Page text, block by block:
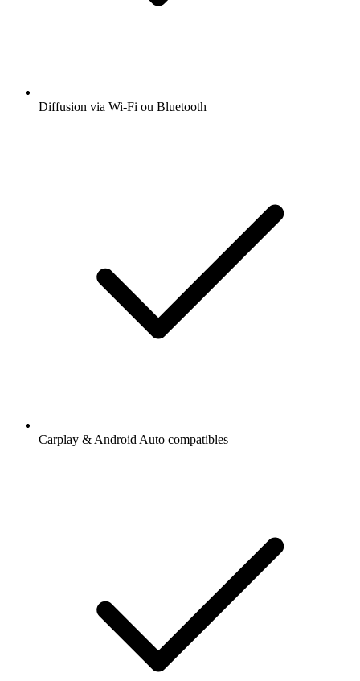
Diffusion via Wi-Fi ou Bluetooth
Carplay & Android Auto compatibles